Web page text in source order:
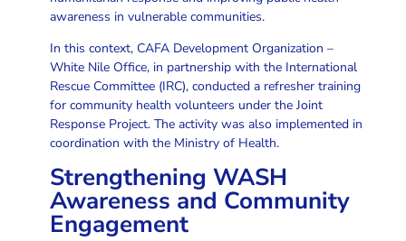
awareness in vulnerable communities.
In this context, CAFA Development Organization –
White Nile Office, in partnership with the International
Rescue Committee (IRC), conducted a refresher training
for community health volunteers under the Joint
Response Project. The activity was also implemented in
coordination with the Ministry of Health.
Strengthening WASH
Awareness and Community
Engagement